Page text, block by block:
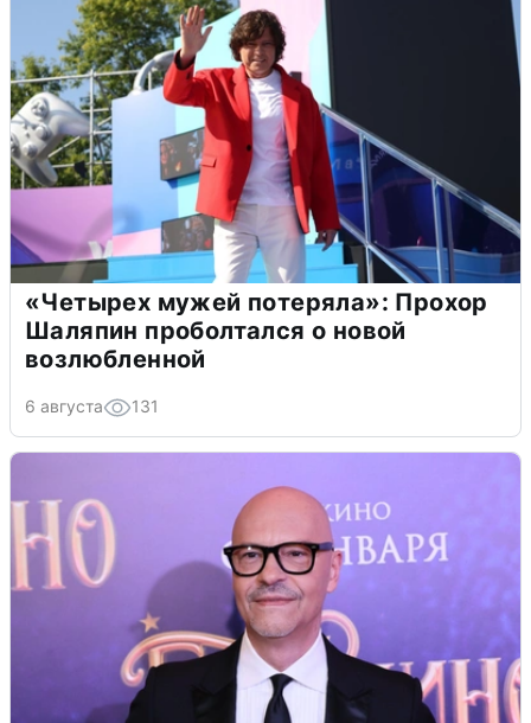
«Четырех мужей потеряла»: Прохор
Шаляпин проболтался о новой
возлюбленной
6 августа 131